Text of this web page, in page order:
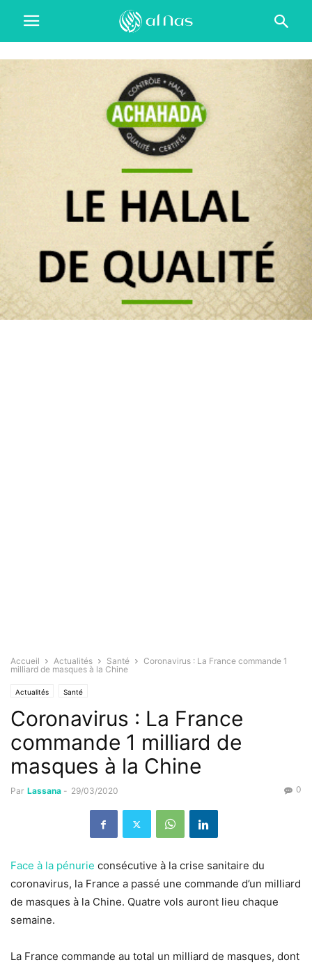
Accueil Actualités Santé
Coronavirus : La France commande 1
milliard de masques à la Chine
Actualités Santé
Coronavirus : La France
commande 1 milliard de
masques à la Chine
Par Lassana - 29/03/2020 0
Face à la pénurie consécutive à la crise sanitaire du
coronavirus, la France a passé une commande d’un milliard
de masques à la Chine. Quatre vols auront lieu chaque
semaine.
La France commande au total un milliard de masques, dont